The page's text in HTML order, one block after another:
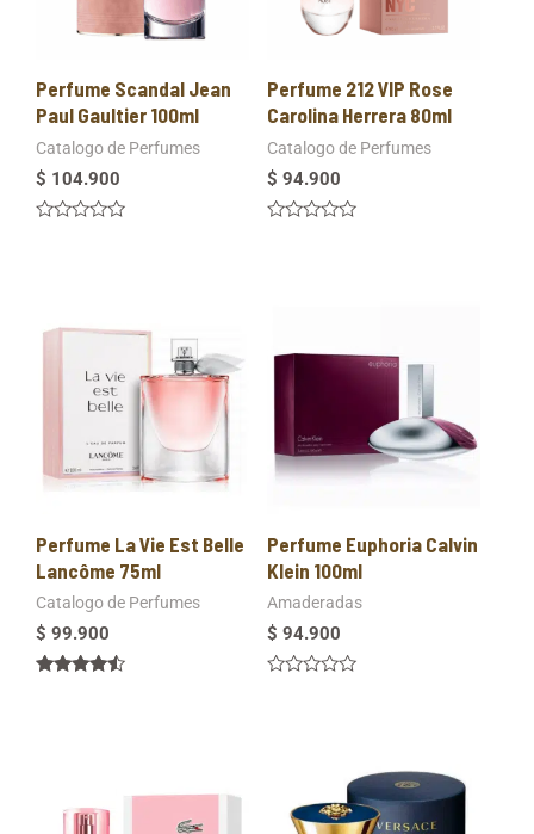
Perfume Scandal Jean
Paul Gaultier 100ml
Catalogo de Perfumes
$ 104.900
Perfume 212 VIP Rose
Carolina Herrera 80ml
Catalogo de Perfumes
$ 94.900
Perfume La Vie Est Belle
Lancôme 75ml
Catalogo de Perfumes
$ 99.900
Perfume Euphoria Calvin
Klein 100ml
Amaderadas
$ 94.900